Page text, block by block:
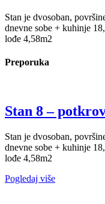
Stan je dvosoban,
dnevne sobe + kuhinje
lođe 4,58m2
Preporuka
Stan 8 –
Stan je dvosoban,
dnevne sobe + kuhinje
lođe 4,58m2
Pogledaj više